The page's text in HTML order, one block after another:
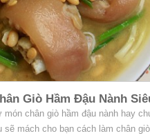
Giò Hầm Đậu Nành
món chân giò hầm đậu nành hay
mách cho bạn cách làm chân